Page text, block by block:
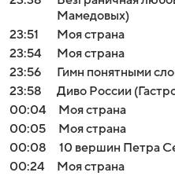
Мамедовых)
23:51
Моя страна
23:54
Моя страна
23:56
Гимн понятными
23:58
Диво России
00:04
Моя страна
00:05
Моя страна
00:08
10 вершин Петра
00:24
Моя страна